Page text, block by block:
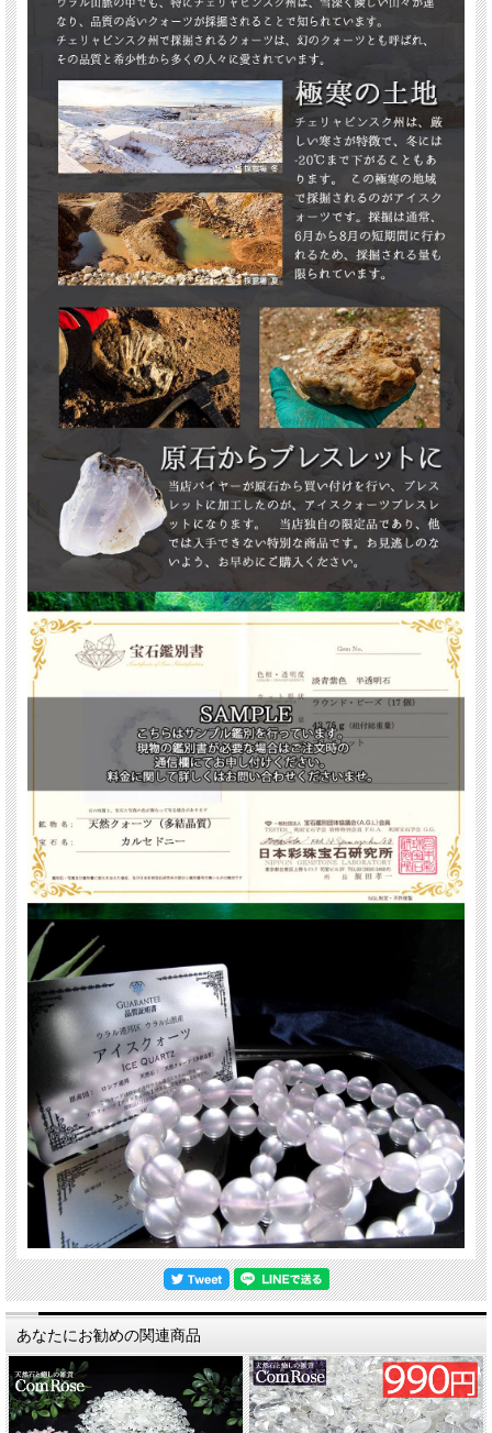
ご注意事項
※天然石ですので細かなカケや凹み、歪な部分やクラックなどがある場合があり
※出来る限り自然な色みになるよう撮影を心がけておりますが、お使いのディス
プレイ環境によって表示される色みに差が出る場合があります。ご了承下さい。
※ブレスレット、連商品は一連状態での仕入れとなっておりますので歪な珠が含
まれていることがあります。
※サイズは目安です。細かな誤差が出る場合があります。ビーズ石の製造上の仕
様ですのでご了承下さい。
関連キーワード
天然石 パワーストーン 海外直輸入 バイヤー厳選 プレゼント ギフト メンズ レデ
ィース 卸し 卸価格 実店舗 ハンドメイド サイズ直し コムローズ comrose
あなたにお勧めの関連商品